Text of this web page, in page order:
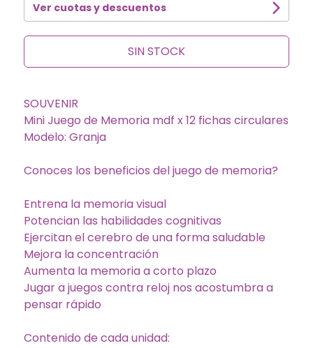
Ver cuotas y descuentos
SIN STOCK
SOUVENIR
Mini Juego de Memoria mdf x 12 fichas circulares
Modelo: Granja
Conoces los beneficios del juego de memoria?
Entrena la memoria visual
Potencian las habilidades cognitivas
Ejercitan el cerebro de una forma saludable
Mejora la concentración
Aumenta la memoria a corto plazo
Jugar a juegos contra reloj nos acostumbra a
pensar rápido
Contenido de cada unidad: